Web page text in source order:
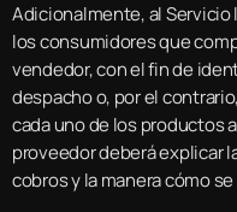
Adicionalmente, al
los consumidores que
vendedor, con el fin de
despacho o, por el
cada uno de los productos
proveedor deberá explicar
cobros y la manera cómo